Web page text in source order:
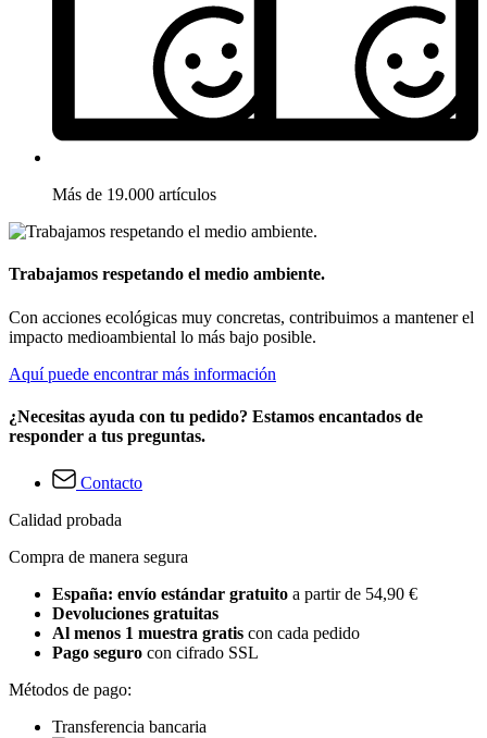
Más de 19.000 artículos
Trabajamos respetando el medio ambiente.
Con acciones ecológicas muy concretas, contribuimos a mantener el
impacto medioambiental lo más bajo posible.
Aquí puede encontrar más información
¿Necesitas ayuda con tu pedido? Estamos encantados de
responder a tus preguntas.
Contacto
Calidad probada
Compra de manera segura
España: envío estándar gratuito a partir de 54,90 €
Devoluciones gratuitas
Al menos 1 muestra gratis con cada pedido
Pago seguro con cifrado SSL
Métodos de pago:
Transferencia bancaria